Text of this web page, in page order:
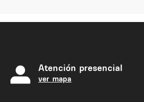
Atención presencial
ver mapa